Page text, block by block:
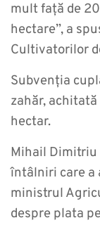
mult față de
hectare”, a
Cultivatorilor
Subvenția
zahăr,
hectar.
Mihail Dimitriu
întâlniri care a
ministrul
despre plata